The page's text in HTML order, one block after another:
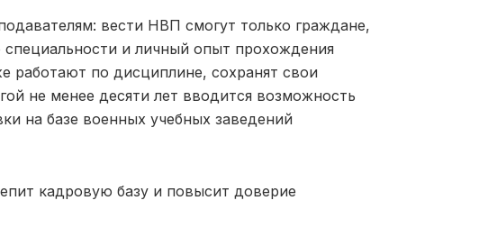
вести НВП смогут только граждане,
и личный опыт прохождения
работают по дисциплине, сохранят свои
не менее десяти лет вводится возможность
на базе военных учебных заведений
кадровую базу и повысит доверие